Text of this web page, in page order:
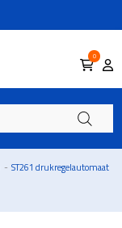
0
- ST261 drukregelautomaat